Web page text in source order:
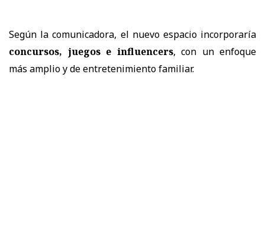
Según la comunicadora, el nuevo espacio incorporaría
concursos, juegos e influencers, con un enfoque
más amplio y de entretenimiento familiar.